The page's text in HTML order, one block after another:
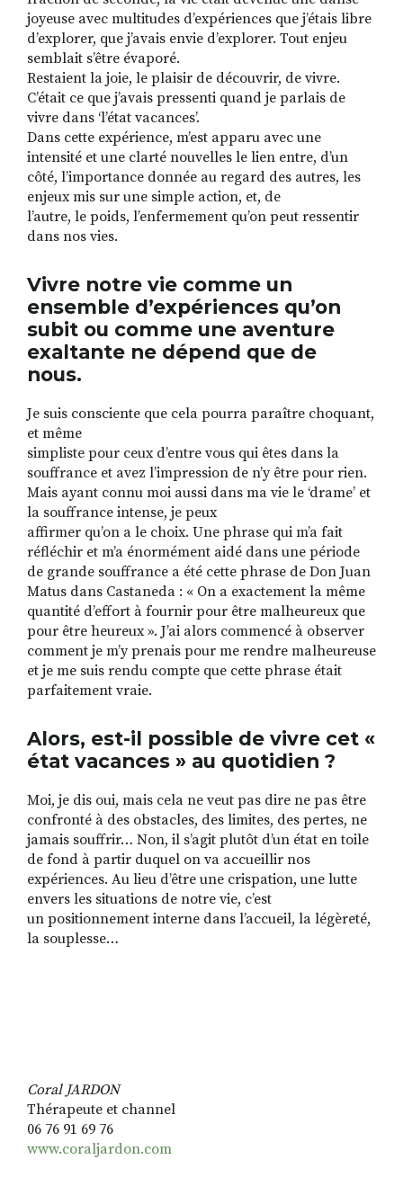
joyeuse avec multitudes d’expériences que j’étais libre
d’explorer, que j’avais envie d’explorer. Tout enjeu
semblait s’être évaporé.
Restaient la joie, le plaisir de découvrir, de vivre.
C’était ce que j’avais pressenti quand je parlais de
vivre dans ‘l’état vacances’.
Dans cette expérience, m’est apparu avec une
intensité et une clarté nouvelles le lien entre, d’un
côté, l’importance donnée au regard des autres, les
enjeux mis sur une simple action, et, de
l’autre, le poids, l’enfermement qu’on peut ressentir
dans nos vies.
Vivre notre vie comme un
ensemble d’expériences qu’on
subit ou comme une aventure
exaltante ne dépend que de
nous.
Je suis consciente que cela pourra paraître choquant,
et même
simpliste pour ceux d’entre vous qui êtes dans la
souffrance et avez l’impression de n’y être pour rien.
Mais ayant connu moi aussi dans ma vie le ‘drame’ et
la souffrance intense, je peux
affirmer qu’on a le choix. Une phrase qui m’a fait
réfléchir et m’a énormément aidé dans une période
de grande souffrance a été cette phrase de Don Juan
Matus dans Castaneda : « On a exactement la même
quantité d’effort à fournir pour être malheureux que
pour être heureux ». J’ai alors commencé à observer
comment je m’y prenais pour me rendre malheureuse
et je me suis rendu compte que cette phrase était
parfaitement vraie.
Alors, est-il possible de vivre cet «
état vacances » au quotidien ?
Moi, je dis oui, mais cela ne veut pas dire ne pas être
confronté à des obstacles, des limites, des pertes, ne
jamais souffrir… Non, il s’agit plutôt d’un état en toile
de fond à partir duquel on va accueillir nos
expériences. Au lieu d’être une crispation, une lutte
envers les situations de notre vie, c’est
un positionnement interne dans l’accueil, la légèreté,
la souplesse…
Coral JARDON
Thérapeute et channel
06 76 91 69 76
www.coraljardon.com